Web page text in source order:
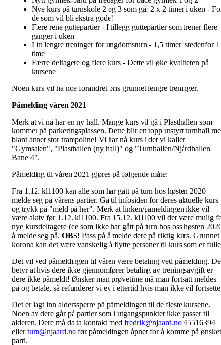
Nye kurs på turnskole 2 og 3 som går 2 x 2 timer i uken -
de som vil bli ekstra gode!
Flere rene guttepartier - I tillegg guttepartier som trener flere
ganger i uken
Litt lengre treninger for ungdomsturn - 1,5 timer istedenfor 1
time
Færre deltagere og flere kurs - Dette vil øke kvaliteten på
kursene
Noen kurs vil ha noe forandret pris grunnet lengre treninger.
Påmelding våren 2021
Merk at vi nå har en ny hall. Mange kurs vil gå i Plasthallen som
kommer på parkeringsplassen. Dette blir en topp utstyrt turnhall
blant annet stor trampoline! Vi har nå kurs i det vi kaller
"Gymsalen", "Plasthallen (ny hall)" og "Turnhallen/Njårdhallen
Bane 4".
Påmelding til våren 2021 gjøres på følgende måte:
Fra 1.12. kl1100 kan alle som har gått på turn hos høsten 2020
melde seg på vårens partier. Gå til infosiden for deres aktuelle kurs
og trykk på "meld på her". Merk at linken/påmeldingen ikke vil
være aktiv før 1.12. kl1100. Fra 15.12. kl1100 vil det være mulig
nye kursdeltagere (de som ikke har gått på turn hos oss høsten
å melde seg på. OBS! Pass på å melde dere på riktig kurs. Grunnet
korona kan det være vanskelig å flytte personer til kurs som er
Det vil ved påmeldingen til våren være betaling ved påmelding.
betyr at hvis dere ikke gjennomfører betaling av treningsavgift er
dere ikke påmeldt! Ønsker man prøvetime må man fortsatt meldes
på og betale, så refunderer vi ev i ettertid hvis man ikke vil
Det er lagt inn alderssperre på påmeldingen til de fleste kursene.
Noen av dere går på partier som i utgangspunktet ikke passer til
alderen. Dere må da ta kontakt med fredrik@njaard.no 45516394
ellerturn@njaard.no før påmeldingen åpner for å komme på ønsket
parti.